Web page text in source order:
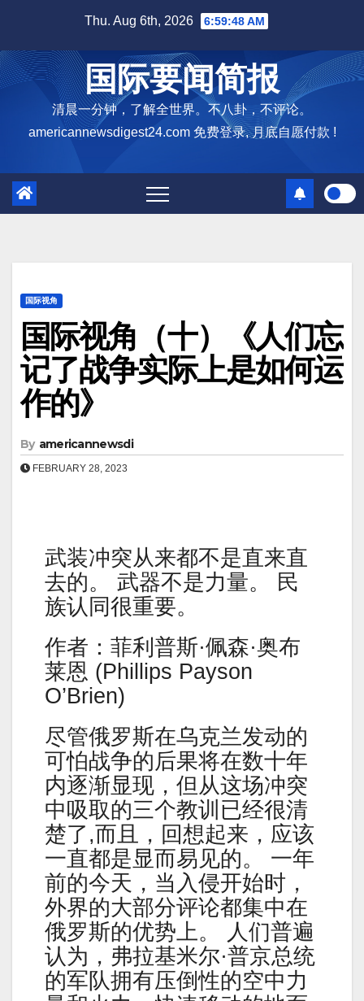
content
Thu. Aug 6th, 2026 6:59:50 AM
国际要闻简报
清晨一分钟，了解全世界。不八卦，不评论。
americannewsdigest24.com 免费登录, 月底自愿付款 !
国际视角
国际视角（十）《人们忘
记了战争实际上是如何运
作的》
By americannewsdi
FEBRUARY 28, 2023
武装冲突从来都不是直来直
去的。 武器不是力量。 民
族认同很重要。
作者：菲利普斯·佩森·奥布
莱恩 (Phillips Payson
O’Brien)
尽管俄罗斯在乌克兰发动的
可怕战争的后果将在数十年
内逐渐显现，但从这场冲突
中吸取的三个教训已经很清
楚了,而且，回想起来，应该
一直都是显而易见的。 一年
前的今天，当入侵开始时，
外界的大部分评论都集中在
俄罗斯的优势上。 人们普遍
认为，弗拉基米尔·普京总统
的军队拥有压倒性的空中力